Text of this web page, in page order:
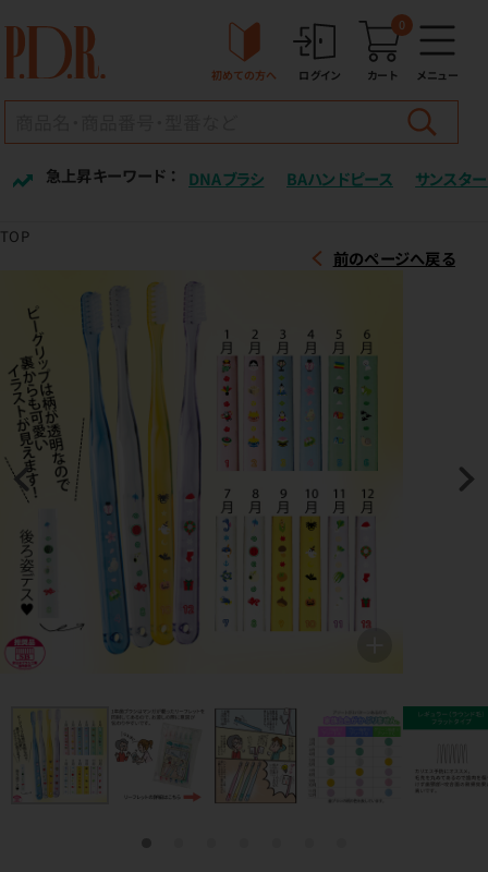
初めての方へ ログイン カート
0
メニュー
急上昇キーワード ： DNAブラシ BAハンドピース サンスター
TOP
前のページへ戻る